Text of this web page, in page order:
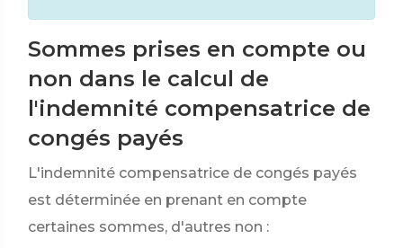
Sommes prises en compte ou
non dans le calcul de
l'indemnité compensatrice de
congés payés
L'indemnité compensatrice de congés payés
est déterminée en prenant en compte
certaines sommes, d'autres non :